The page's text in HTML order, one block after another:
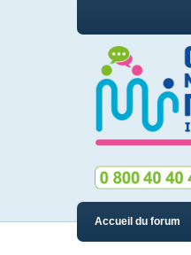
Accueil du forum